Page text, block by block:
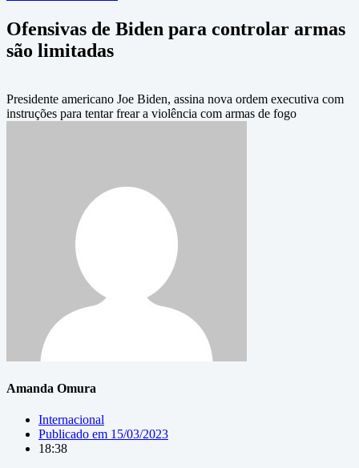
Ofensivas de Biden para controlar armas
são limitadas
Presidente americano Joe Biden, assina nova ordem executiva com
instruções para tentar frear a violência com armas de fogo
Amanda Omura
Internacional
Publicado em 15/03/2023
18:38